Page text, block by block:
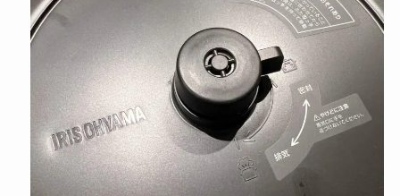
自動メニュー「カレー」を選択。加圧10分程